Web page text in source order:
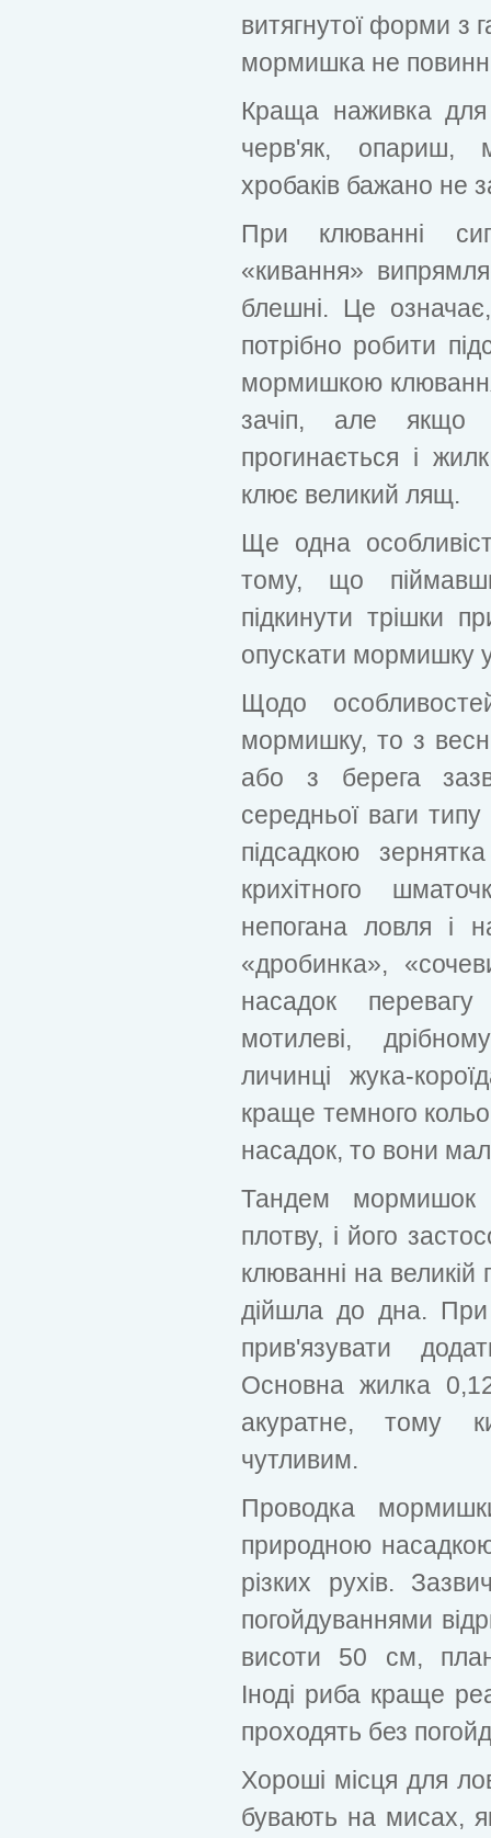
витягнутої форми з
мормишка не
Краща наживка
черв'як, опариш,
хробаків бажано не
При клюванні
«кивання»
блешні. Це
потрібно робити
мормишкою
зачіп, але якщо
прогинається і
клює великий лящ.
Ще одна
тому, що
підкинути трішки
опускати мормишку
Щодо
мормишку, то з
або з берега
середньої ваги
підсадкою
крихітного
непогана ловля і
«дробинка»,
насадок
мотилеві,
личинці жука-
краще темного
насадок, то вони
Тандем мормишок
плотву, і його
клюванні на
дійшла до дна. При
прив'язувати
Основна жилка
акуратне, тому
чутливим.
Проводка
природною
різких рухів.
погойдуваннями
висоти 50 см,
Іноді риба краще
проходять без
Хороші місця для
бувають на мисах,